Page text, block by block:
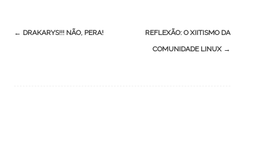
Post
← DRAKARYS!!! NÃO, PERA!
REFLEXÃO: O XIITISMO DA
COMUNIDADE LINUX →